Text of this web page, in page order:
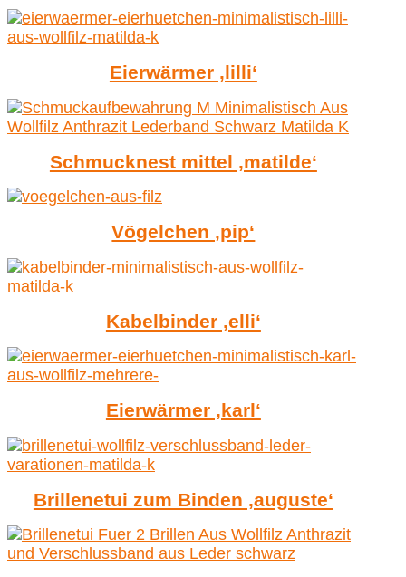
Eierwärmer ‚lilli‘
Schmucknest mittel ‚matilde‘
Vögelchen ‚pip‘
Kabelbinder ‚elli‘
Eierwärmer ‚karl‘
Brillenetui zum Binden ‚auguste‘